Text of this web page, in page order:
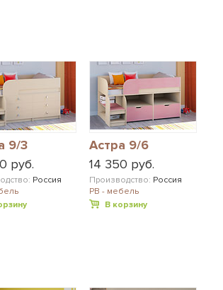
9/3
руб.
Россия
Астра 9/6
14 350 руб.
Производство: Россия
РВ - мебель
В корзину